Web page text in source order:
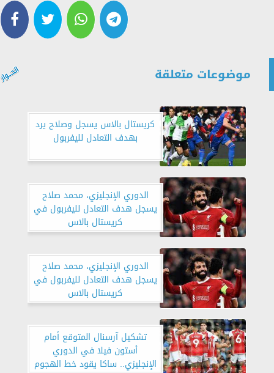
موضوعات متعلقة
كريستال بالاس يسجل وصلاح يرد
بهدف التعادل لليفربول
الدوري الإنجليزي، محمد صلاح
يسجل هدف التعادل لليفربول في
كريستال بالاس
الدوري الإنجليزي، محمد صلاح
يسجل هدف التعادل لليفربول في
كريستال بالاس
تشكيل آرسنال المتوقع أمام
أستون فيلا في الدوري
الإنجليزي.. ساكا يقود خط الهجوم